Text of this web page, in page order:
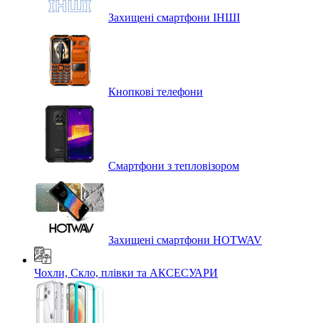
Захищені смартфони ІНШІ
Кнопкові телефони
Смартфони з тепловізором
Захищені смартфони HOTWAV
Чохли, Скло, плівки та АКСЕСУАРИ